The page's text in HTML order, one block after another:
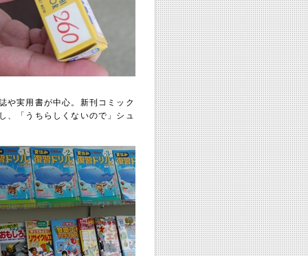
や実用書が中心。新刊コミック
、「うちらしくないので」シュ